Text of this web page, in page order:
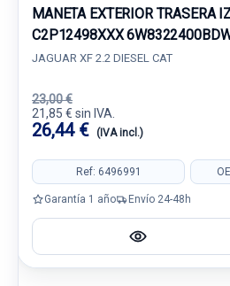
MANETA EXTERIOR TRASERA
C2P12498XXX
JAGUAR XF 2.2 DIESEL CAT
23,00 €
21,85 € sin IVA.
26,44 € (IVA incl.)
Ref: 6496991
Garantía 1 año Envío 24-48h